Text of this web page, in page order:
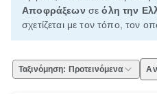
Αποφράξεων σεόλη την
σχετίζεται με τον τόπο, τον
Ταξινόμηση: Προτεινόμενα